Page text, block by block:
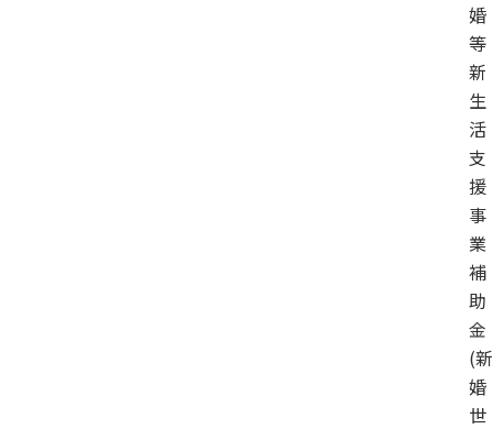
婚
等
新
生
活
支
援
事
業
補
助
金
(新
婚
世